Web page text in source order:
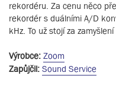
rekordéru. Za cenu něco
rekordér s duálními A/D
kHz. To už stojí za
Výrobce: Zoom
Zapůjčil: Sound Service